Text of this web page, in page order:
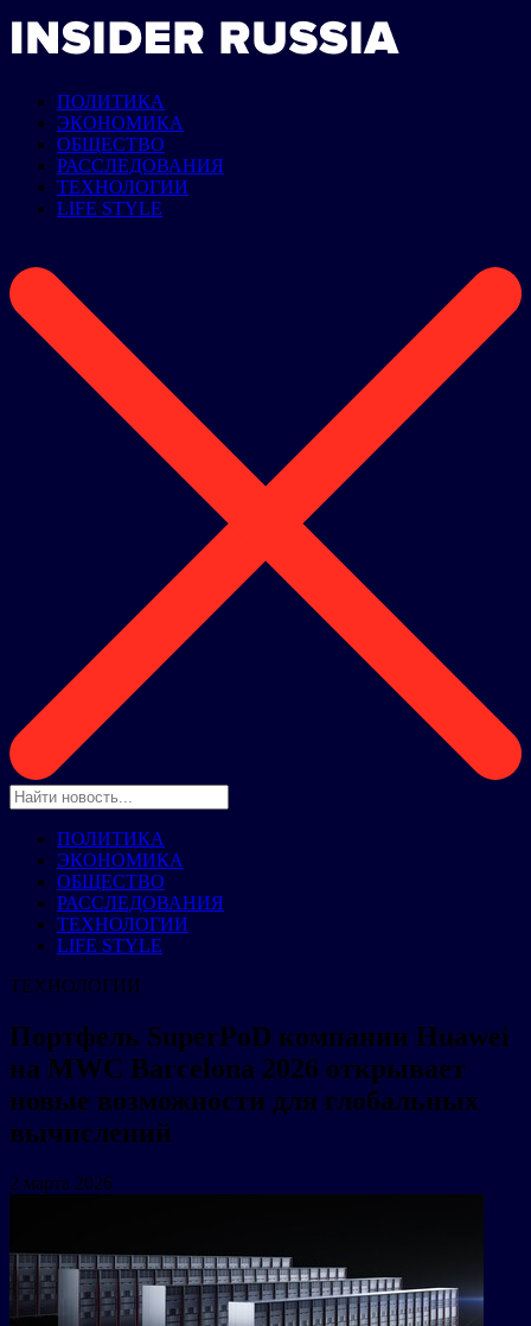
ПОЛИТИКА
ЭКОНОМИКА
ОБЩЕСТВО
РАССЛЕДОВАНИЯ
ТЕХНОЛОГИИ
LIFE STYLE
ПОЛИТИКА
ЭКОНОМИКА
ОБЩЕСТВО
РАССЛЕДОВАНИЯ
ТЕХНОЛОГИИ
LIFE STYLE
ТЕХНОЛОГИИ
Портфель SuperPoD компании Huawei
на MWC Barcelona 2026 открывает
новые возможности для глобальных
вычислений
2 марта 2026